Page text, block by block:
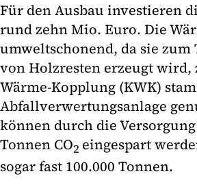
Für den Ausbau investieren
rund zehn Mio. Euro. Die
umweltschonend, da sie
von Holzresten erzeugt
Wärme-Kopplung (KWK)
Abfallverwertungsanlage
können durch die
Tonnen CO2 eingespart
sogar fast 100.000 Tonnen.